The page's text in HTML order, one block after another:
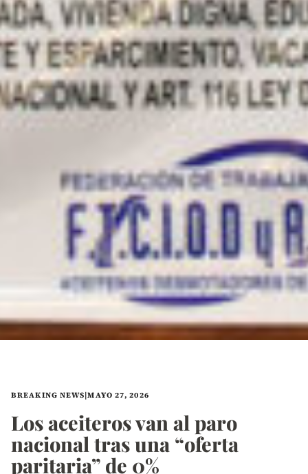
BREAKING NEWS|MAYO 27, 2026
Los aceiteros van al paro
nacional tras una “oferta
paritaria” de 0%